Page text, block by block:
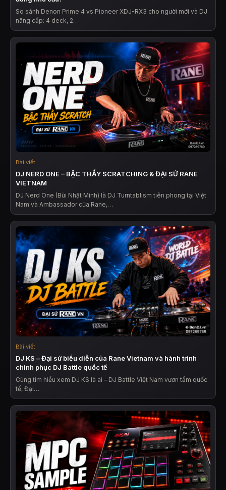
So sánh Denon Prime 4 vs Pioneer XDJ-RX3 cho người mới và DJ
nâng cấp: 4 deck, 2…
Bài viết
DJ NERD ONE – BẬC THẦY SCRATCHING & ĐẠI SỨ RANE
VIETNAM
DJ Nerd One (Bùi Nhật Minh) là DJ Turntablism tiên phong tại Việt
Nam và Ambassador của Rane,…
Bài viết
DJ KS – Đại sứ biểu diễn của Rane Vietnam và hành trình
chinh phục DJ Battle quốc tế
Cùng tìm hiểu xem DJ KS là ai – DJ Battle Việt Nam vươn tầm quốc
tế, Đại…